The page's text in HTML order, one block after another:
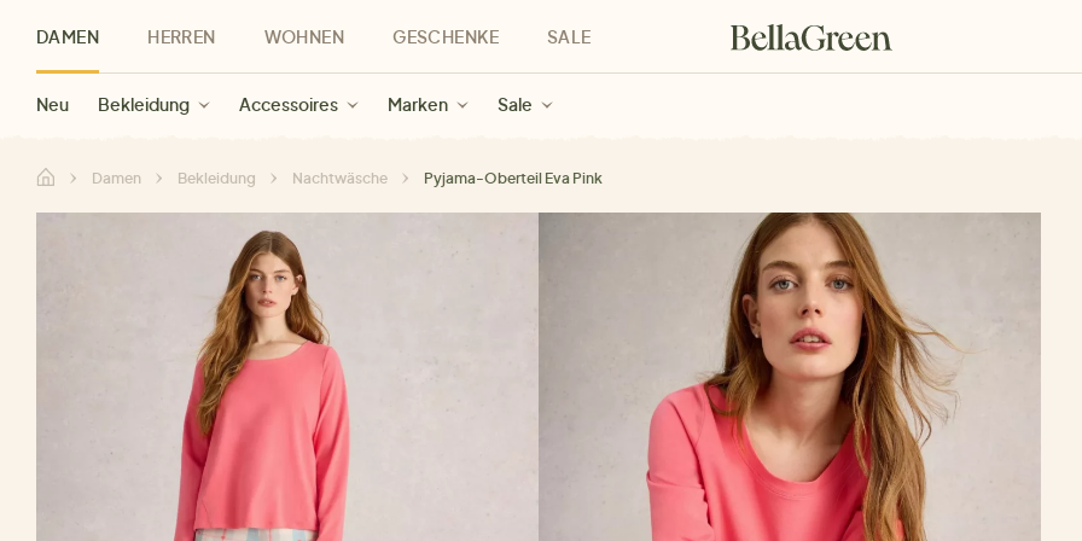
DAMEN
Neu Bekleidung Accessoires Marken Sale
HERREN
Herren Neu Bekleidung Marken Sale
WOHNEN
Kategorien Marken Sale
GESCHENKE
Geschenke für Frauen Geschenke für Männer Geschenke für Kinder
SALE
Sale Damen Sale Herren
Damen Bekleidung Nachtwäsche Pyjama-Oberteil Eva Pink